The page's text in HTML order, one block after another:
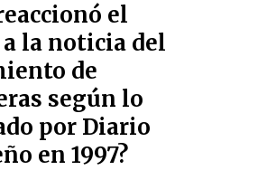
el
la noticia del
de
según lo
por Diario
en 1997?